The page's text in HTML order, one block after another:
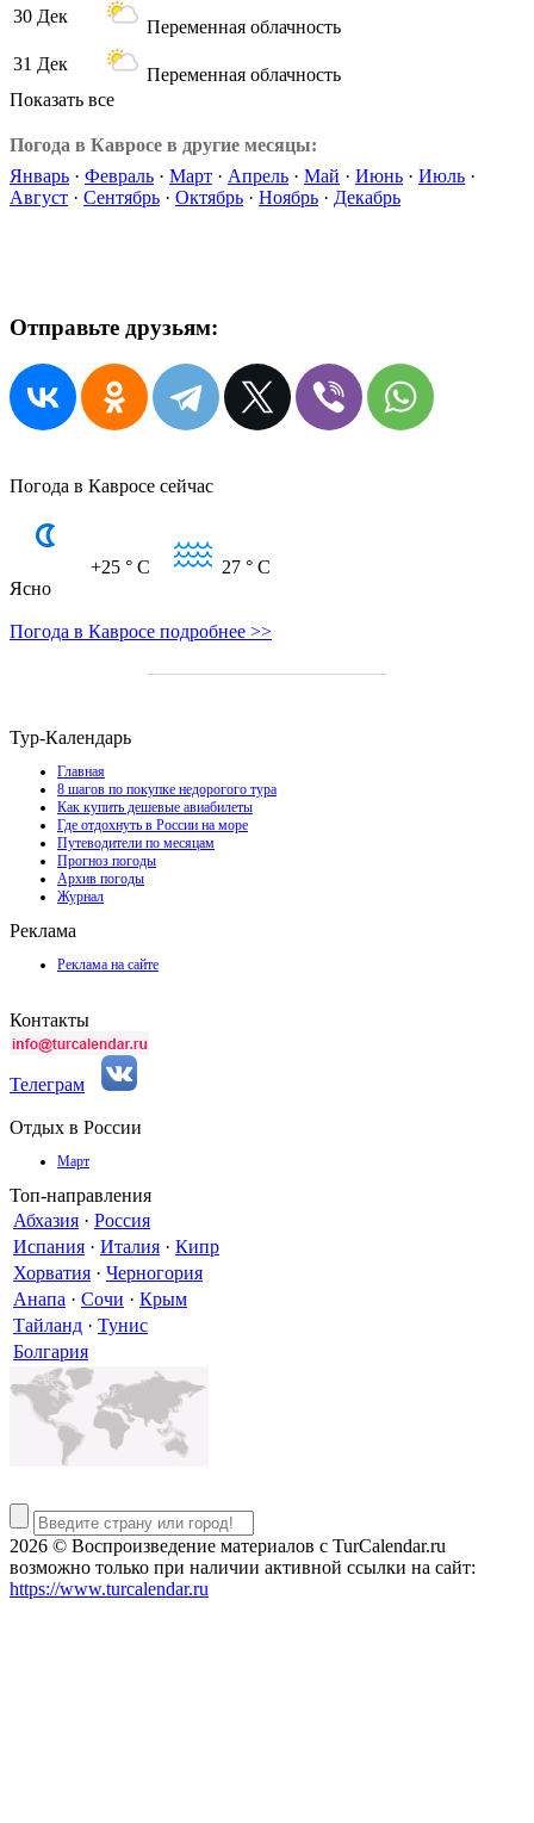
30 Дек
Переменная облачность
31 Дек
Переменная облачность
Показать все
Погода в Кавросе в другие месяцы:
Январь · Февраль · Март · Апрель · Май · Июнь · Июль ·
Август · Сентябрь · Октябрь · Ноябрь · Декабрь
Отправьте друзьям:
Погода в Кавросе сейчас
+25 ° C 27 ° C
Ясно
Погода в Кавросе подробнее >>
Тур-Календарь
Главная
8 шагов по покупке недорогого тура
Как купить дешевые авиабилеты
Где отдохнуть в России на море
Путеводители по месяцам
Прогноз погоды
Архив погоды
Журнал
Реклама
Реклама на сайте
Контакты
Телеграм
Отдых в России
Март
Топ-направления
Абхазия · Россия
Испания · Италия · Кипр
Хорватия · Черногория
Анапа · Сочи · Крым
Тайланд · Тунис
Болгария
2026 © Воспроизведение материалов c TurCalendar.ru
возможно только при наличии активной ссылки на сайт:
https://www.turcalendar.ru